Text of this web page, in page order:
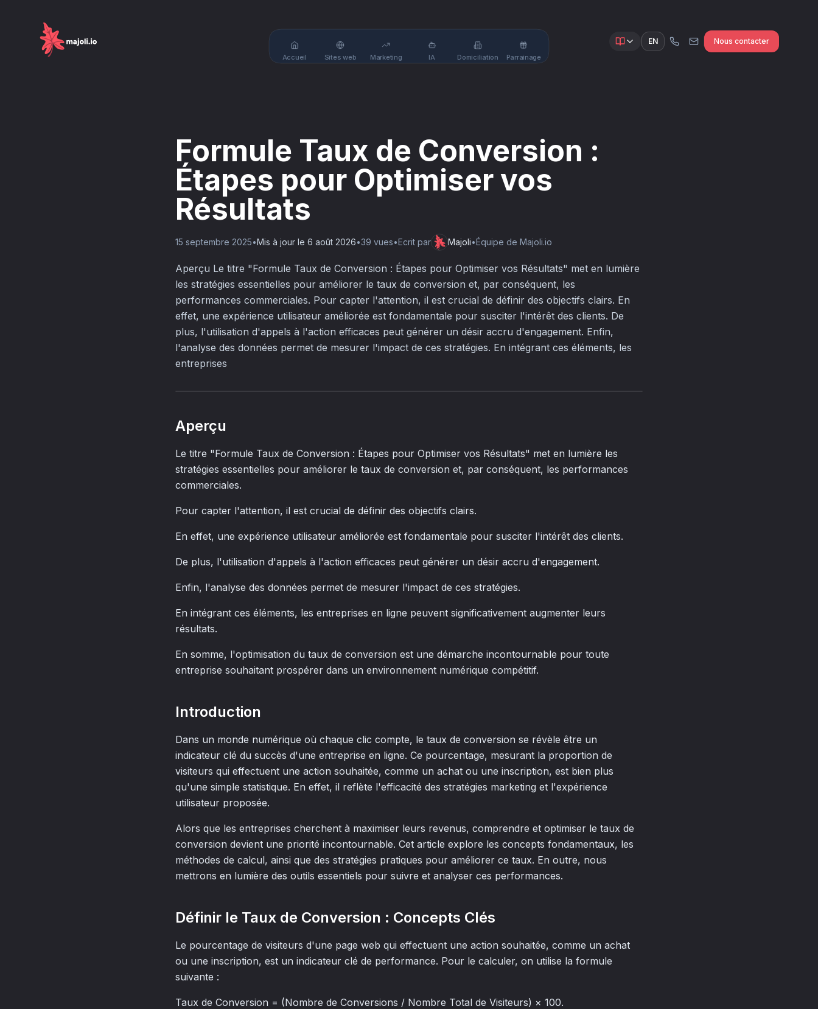
Accueil Sites web Marketing IA Domiciliation Parrainage
EN Nous contacter
Formule Taux de Conversion :
Étapes pour Optimiser vos
Résultats
15 septembre 2025•Mis à jour le 6 août 2026•39 vues•Ecrit par Majoli•Équipe de Majoli.io
Aperçu Le titre "Formule Taux de Conversion : Étapes pour Optimiser vos Résultats" met en lumière
les stratégies essentielles pour améliorer le taux de conversion et, par conséquent, les
performances commerciales. Pour capter l'attention, il est crucial de définir des objectifs clairs. En
effet, une expérience utilisateur améliorée est fondamentale pour susciter l'intérêt des clients. De
plus, l'utilisation d'appels à l'action efficaces peut générer un désir accru d'engagement. Enfin,
l'analyse des données permet de mesurer l'impact de ces stratégies. En intégrant ces éléments, les
entreprises
Aperçu
Le titre "Formule Taux de Conversion : Étapes pour Optimiser vos Résultats" met en lumière les
stratégies essentielles pour améliorer le taux de conversion et, par conséquent, les performances
commerciales.
Pour capter l'attention, il est crucial de définir des objectifs clairs.
En effet, une expérience utilisateur améliorée est fondamentale pour susciter l'intérêt des clients.
De plus, l'utilisation d'appels à l'action efficaces peut générer un désir accru d'engagement.
Enfin, l'analyse des données permet de mesurer l'impact de ces stratégies.
En intégrant ces éléments, les entreprises en ligne peuvent significativement augmenter leurs
résultats.
En somme, l'optimisation du taux de conversion est une démarche incontournable pour toute
entreprise souhaitant prospérer dans un environnement numérique compétitif.
Introduction
Dans un monde numérique où chaque clic compte, le taux de conversion se révèle être un
indicateur clé du succès d'une entreprise en ligne. Ce pourcentage, mesurant la proportion de
visiteurs qui effectuent une action souhaitée, comme un achat ou une inscription, est bien plus
qu'une simple statistique. En effet, il reflète l'efficacité des stratégies marketing et l'expérience
utilisateur proposée.
Alors que les entreprises cherchent à maximiser leurs revenus, comprendre et optimiser le taux de
conversion devient une priorité incontournable. Cet article explore les concepts fondamentaux, les
méthodes de calcul, ainsi que des stratégies pratiques pour améliorer ce taux. En outre, nous
mettrons en lumière des outils essentiels pour suivre et analyser ces performances.
Définir le Taux de Conversion : Concepts Clés
Le pourcentage de visiteurs d'une page web qui effectuent une action souhaitée, comme un achat
ou une inscription, est un indicateur clé de performance. Pour le calculer, on utilise la formule
suivante :
Taux de Conversion = (Nombre de Conversions / Nombre Total de Visiteurs) × 100.